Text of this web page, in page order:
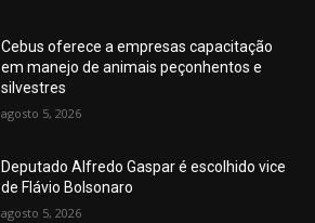
Cebus oferece a empresas capacitação
em manejo de animais peçonhentos e
silvestres
agosto 5, 2026
Deputado Alfredo Gaspar é escolhido vice
de Flávio Bolsonaro
agosto 5, 2026